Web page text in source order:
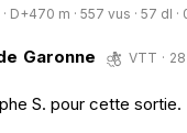
D+470 m · 557 vus · 57 dl ·
Garonne
VTT ·
S. pour cette sortie.